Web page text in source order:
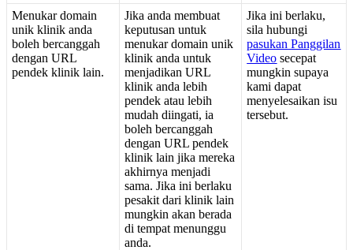
Menukar domain
unik klinik anda
boleh bercanggah
dengan URL
pendek klinik lain.
Jika anda membuat
keputusan untuk
menukar domain unik
klinik anda untuk
menjadikan URL
klinik anda lebih
pendek atau lebih
mudah diingati, ia
boleh bercanggah
dengan URL pendek
klinik lain jika mereka
akhirnya menjadi
sama. Jika ini berlaku
pesakit dari klinik lain
mungkin akan berada
di tempat menunggu
anda.
Jika ini berlaku,
sila hubungi
pasukan Panggilan
Video secepat
mungkin supaya
kami dapat
menyelesaikan isu
tersebut.